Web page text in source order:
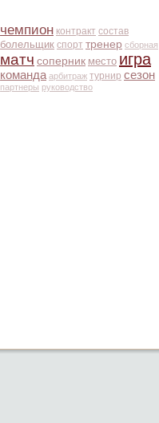
чемпион контракт состав
болельщик спорт тренер сборная
матч соперник место игра
команда арбитраж турнир сезон
партнеры руководство